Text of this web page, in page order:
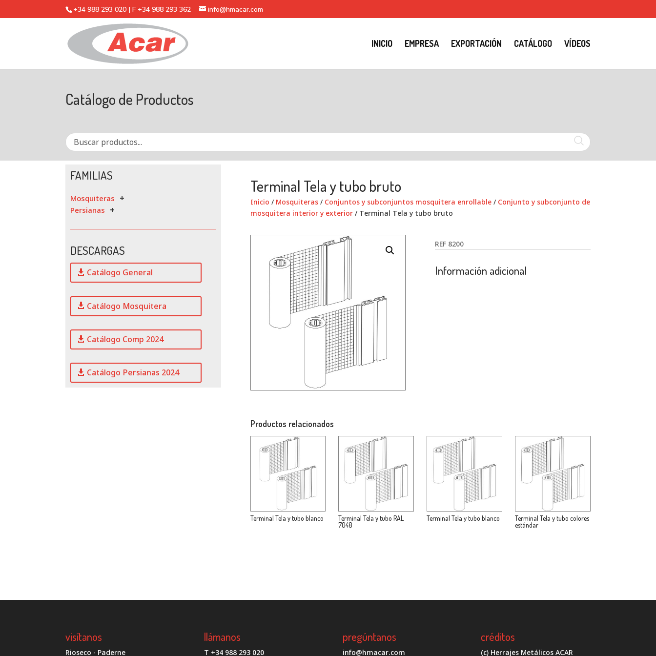
+34 988 293 020 | F +34 988 293 362 info@hmacar.com
INICIO EMPRESA EXPORTACIÓN CATÁLOGO VÍDEOS
Catálogo de Productos
FAMILIAS
Mosquiteras
Persianas
DESCARGAS
Catálogo General
Catálogo Mosquitera
Catálogo Comp 2024
Catálogo Persianas 2024
Terminal Tela y tubo bruto
Inicio / Mosquiteras/ Conjuntos y subconjuntos mosquitera enrollable/ Conjunto y subconjunto de
mosquitera interior y exterior/ Terminal Tela y tubo bruto
REF 8200
Información adicional
Productos relacionados
Terminal Tela y tubo blanco
Terminal Tela y tubo RAL
7048
Terminal Tela y tubo blanco
Terminal Tela y tubo colores
estándar
visítanos
Rioseco - Paderne
llámanos
T +34 988 293 020
pregúntanos
info@hmacar.com
créditos
(c) Herrajes Metálicos ACAR